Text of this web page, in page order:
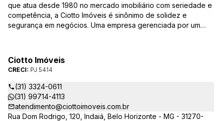
que atua desde 1980 no mercado imobiliário com seriedade e
competência, a Ciotto Imóveis é sinônimo de solidez e
segurança em negócios. Uma empresa gerenciada por um
conservação de condomínios, disponibilizando sempre as
melhores opções da região da Pampulha. Oferecemos ainda
completa assessória, consulte-nos sobre os nossos
lançamentos, imóveis em construção e condomínios fechados,
administrados exclusivamente pela Ciotto Imóveis. Fazemos a
aprovação do seu credito junto a Caixa Econômica Federal e
demais agentes financeiros.
Ciotto Imóveis
CRECI: PJ 5414
(31) 3324-0611
(31) 99714-4113
atendimento@ciottoimoveis.com.br
Rua Dom Rodrigo, 120, Indaiá, Belo Horizonte - MG - 31270-